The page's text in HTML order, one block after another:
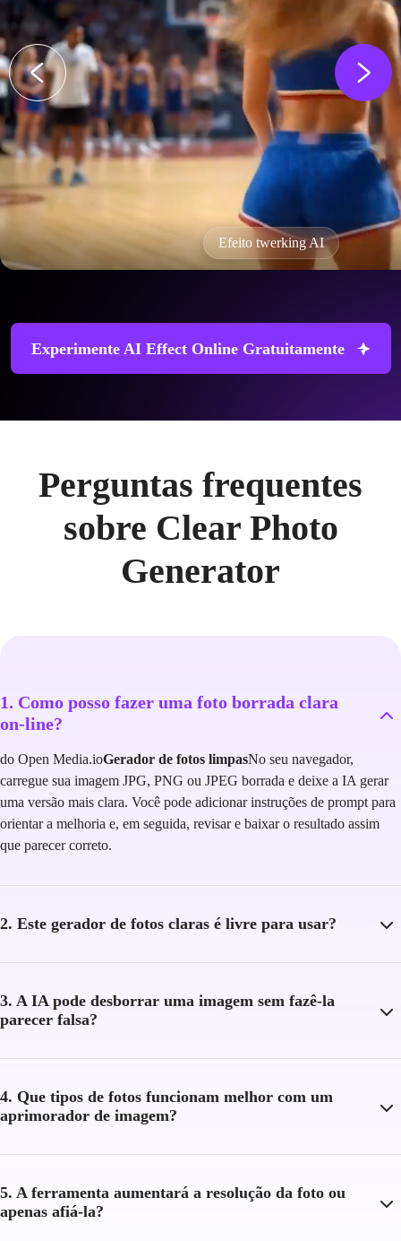
Efeito twerking AI
Experimente AI Effect Online Gratuitamente
Perguntas frequentes
sobre Clear Photo
Generator
1. Como posso fazer uma foto borrada clara
on-line?
do Open Media.ioGerador de fotos limpasNo seu navegador,
carregue sua imagem JPG, PNG ou JPEG borrada e deixe a IA gerar
uma versão mais clara. Você pode adicionar instruções de prompt para
orientar a melhoria e, em seguida, revisar e baixar o resultado assim
que parecer correto.
2. Este gerador de fotos claras é livre para usar?
3. A IA pode desborrar uma imagem sem fazê-la
parecer falsa?
4. Que tipos de fotos funcionam melhor com um
aprimorador de imagem?
5. A ferramenta aumentará a resolução da foto ou
apenas afiá-la?